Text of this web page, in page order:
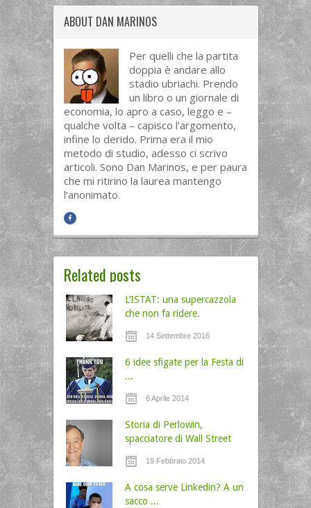
ABOUT DAN MARINOS
Per quelli che la partita
doppia è andare allo
stadio ubriachi. Prendo
un libro o un giornale di
economia, lo apro a caso, leggo e –
qualche volta – capisco l'argomento,
infine lo derido. Prima era il mio
metodo di studio, adesso ci scrivo
articoli. Sono Dan Marinos, e per paura
che mi ritirino la laurea mantengo
l’anonimato.
Related posts
L’ISTAT: una supercazzola
che non fa ridere.
14 Settembre 2016
6 idee sfigate per la Festa di
...
6 Aprile 2014
Storia di Perlowin,
spacciatore di Wall Street
19 Febbraio 2014
A cosa serve Linkedin? A un
sacco ...